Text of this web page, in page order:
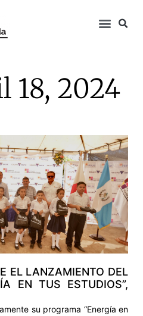
18, 2024
EL LANZAMIENTO DEL
EN TUS ESTUDIOS”,
su programa “Energía en